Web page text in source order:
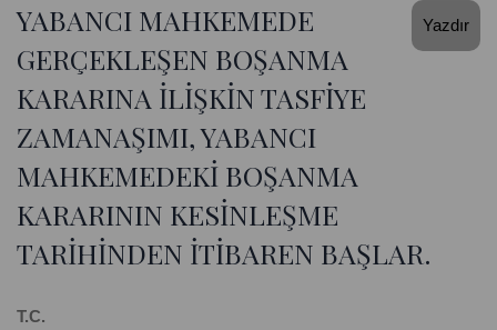
Yazdır
YABANCI MAHKEMEDE
GERÇEKLEŞEN BOŞANMA
KARARINA İLİŞKİN TASFİYE
ZAMANAŞIMI, YABANCI
MAHKEMEDEKİ BOŞANMA
KARARININ KESİNLEŞME
TARİHİNDEN İTİBAREN BAŞLAR.
T.C.